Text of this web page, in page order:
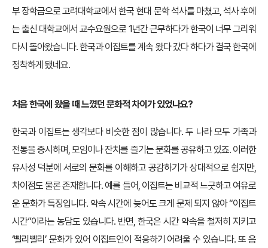
부 장학금으로 고려대학교에서 한국 현대 문학 석사를 마쳤고, 석사 후에
는 출신 대학교에서 교수요원으로 1년간 근무하다가 한국이 너무 그리워
다시 돌아왔습니다. 한국과 이집트를 계속 왔다 갔다 하다가 결국 한국에
정착하게 됐네요.
처음 한국에 왔을 때 느꼈던 문화적 차이가 있었나요?
한국과 이집트는 생각보다 비슷한 점이 많습니다. 두 나라 모두 가족과
전통을 중시하며, 모임이나 잔치를 즐기는 문화를 공유하고 있죠. 이러한
유사성 덕분에 서로의 문화를 이해하고 공감하기가 상대적으로 쉽지만,
차이점도 물론 존재합니다. 예를 들어, 이집트는 비교적 느긋하고 여유로
운 문화가 특징입니다. 약속 시간에 늦어도 크게 문제 되지 않아 “이집트
시간”이라는 농담도 있습니다. 반면, 한국은 시간 약속을 철저히 지키고
‘빨리빨리’ 문화가 있어 이집트인이 적응하기 어려울 수 있습니다. 또 음